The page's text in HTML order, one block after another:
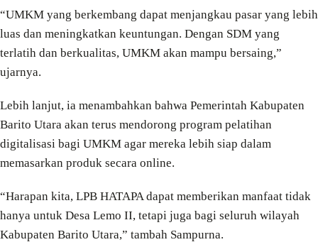
“UMKM yang berkembang dapat menjangkau pasar yang lebih
luas dan meningkatkan keuntungan. Dengan SDM yang
terlatih dan berkualitas, UMKM akan mampu bersaing,”
ujarnya.
Lebih lanjut, ia menambahkan bahwa Pemerintah Kabupaten
Barito Utara akan terus mendorong program pelatihan
digitalisasi bagi UMKM agar mereka lebih siap dalam
memasarkan produk secara online.
“Harapan kita, LPB HATAPA dapat memberikan manfaat tidak
hanya untuk Desa Lemo II, tetapi juga bagi seluruh wilayah
Kabupaten Barito Utara,” tambah Sampurna.